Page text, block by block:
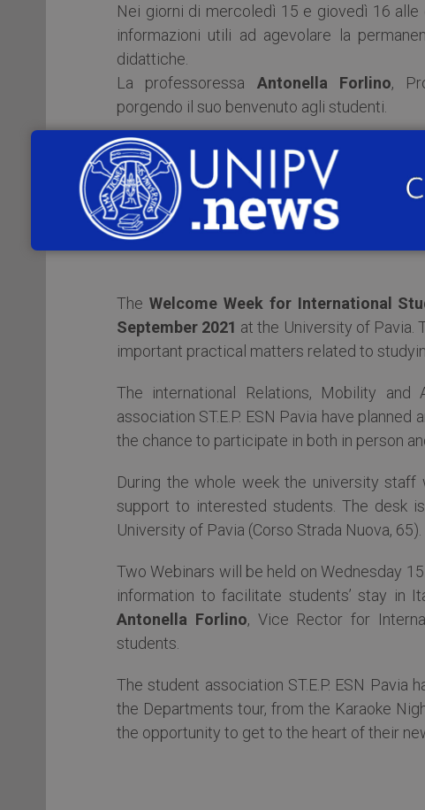
Nei giorni di mercoledì 15 e giovedì 16 alle
informazioni utili ad agevolare la
didattiche.
La professoressa Antonella Forlino,
porgendo il suo benvenuto agli studenti.
L’associazione studentesca ST.E.P. ESN
della città di Pavia alla vista ai Dipartimenti,
internazionali avranno la possibilità di
dell’Università di Pavia.
The Welcome Week for International
September 2021 at the University of Pavia.
important practical matters related to
The international Relations, Mobility
association ST.E.P. ESN Pavia have
the chance to participate in both in person
During the whole week the university
support to interested students. The desk
University of Pavia (Corso Strada Nuova, 65).
Two Webinars will be held on Wednesday
information to facilitate students’ stay in
Antonella Forlino, Vice Rector for
students.
The student association ST.E.P. ESN
the Departments tour, from the Karaoke
the opportunity to get to the heart of their